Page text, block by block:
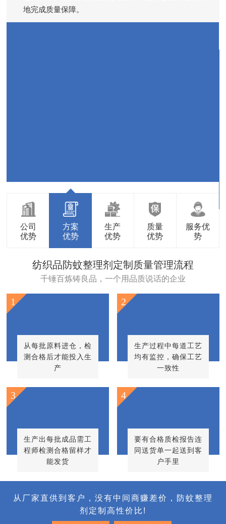
地完成质量保障。
公司
优势
方案
优势
生产
优势
质量
优势
服务优
势
纺织品防蚊整理剂定制质量管理流程
千锤百炼铸良品，一个用品质说话的企业
从每批原料进仓，检
测合格后才能投入生
产
1
生产过程中每道工艺
均有监控，确保工艺
一致性
2
生产出每批成品需工
程师检测合格留样才
能发货
3
要有合格质检报告连
同送货单一起送到客
户手里
4
从厂家直供到客户，没有中间商赚差价，防蚊整理
剂定制高性价比!